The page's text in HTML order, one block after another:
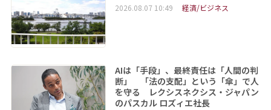
2026.08.07 10:49 経済/ビジネス
AIは「手段」、最終責任は「人間の判
断」 「法の支配」という「傘」で人
を守る レクシスネクシス・ジャパン
のパスカル ロズィエ社長